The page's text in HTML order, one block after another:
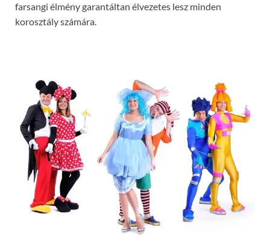
farsangi élmény garantáltan élvezetes lesz minden
korosztály számára.